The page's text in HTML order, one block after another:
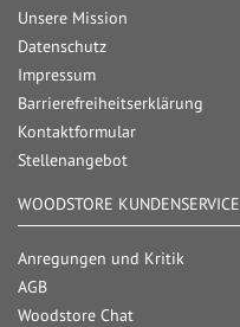
Unsere Mission
Datenschutz
Impressum
Barrierefreiheitserklärung
Kontaktformular
Stellenangebot
WOODSTORE KUNDENSERVICE
Anregungen und Kritik
AGB
Woodstore Chat